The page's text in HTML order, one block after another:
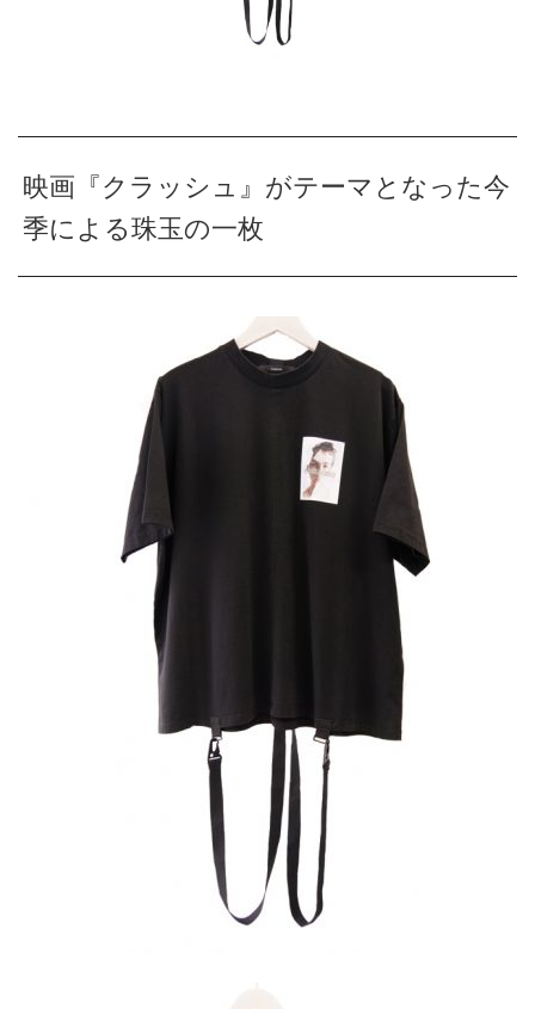
映画『クラッシュ』がテーマとなった今
季による珠玉の一枚